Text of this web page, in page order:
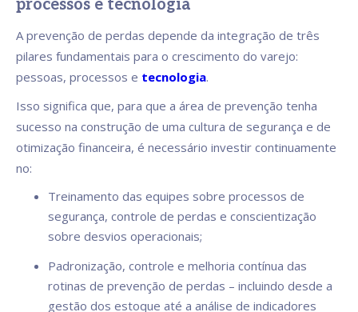
processos e tecnologia
A prevenção de perdas depende da integração de três
pilares fundamentais para o crescimento do varejo:
pessoas, processos e tecnologia.
Isso significa que, para que a área de prevenção tenha
sucesso na construção de uma cultura de segurança e de
otimização financeira, é necessário investir continuamente
no:
Treinamento das equipes sobre processos de
segurança, controle de perdas e conscientização
sobre desvios operacionais;
Padronização, controle e melhoria contínua das
rotinas de prevenção de perdas – incluindo desde a
gestão dos estoque até a análise de indicadores